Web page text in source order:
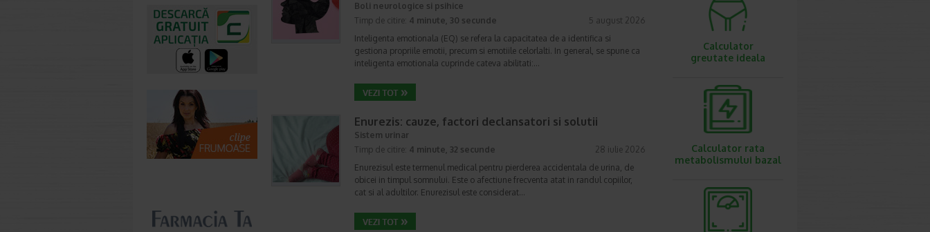
Boli neurologice si psihice
Timp de citire: 4 minute, 30 secunde
5 august 2026
Inteligenta emotionala (EQ) se refera la capacitatea de a identifica si
gestiona propriile emotii, precum si emotiile celorlalti. In general, se spune ca
inteligenta emotionala cuprinde cateva abilitati:…
Enurezis: cauze, factori declansatori si solutii
Sistem urinar
Timp de citire: 4 minute, 32 secunde
28 iulie 2026
Enurezisul este termenul medical pentru pierderea accidentala de urina, de
obicei in timpul somnului. Este o afectiune frecventa atat in randul copiilor,
cat si al adultilor. Enurezisul este considerat…
Calculator
greutate ideala
Calculator rata
metabolismului bazal